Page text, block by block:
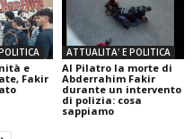
e
Fakir
ATTUALITA' E POLITICA
Al Pilatro la morte di
Abderrahim Fakir
durante un intervento
di polizia: cosa
sappiamo